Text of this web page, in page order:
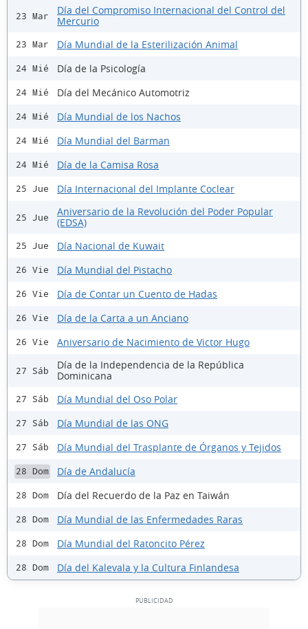
23 Mar
Día del Compromiso Internacional del Control del
Mercurio
23 Mar Día Mundial de la Esterilización Animal
24 Mié Día de la Psicología
24 Mié Día del Mecánico Automotriz
24 Mié Día Mundial de los Nachos
24 Mié Día Mundial del Barman
24 Mié Día de la Camisa Rosa
25 Jue Día Internacional del Implante Coclear
25 Jue
Aniversario de la Revolución del Poder Popular
(EDSA)
25 Jue Día Nacional de Kuwait
26 Vie Día Mundial del Pistacho
26 Vie Día de Contar un Cuento de Hadas
26 Vie Día de la Carta a un Anciano
26 Vie Aniversario de Nacimiento de Victor Hugo
27 Sáb
Día de la Independencia de la República
Dominicana
27 Sáb Día Mundial del Oso Polar
27 Sáb Día Mundial de las ONG
27 Sáb Día Mundial del Trasplante de Órganos y Tejidos
28 Dom Día de Andalucía
28 Dom Día del Recuerdo de la Paz en Taiwán
28 Dom Día Mundial de las Enfermedades Raras
28 Dom Día Mundial del Ratoncito Pérez
28 Dom Día del Kalevala y la Cultura Finlandesa